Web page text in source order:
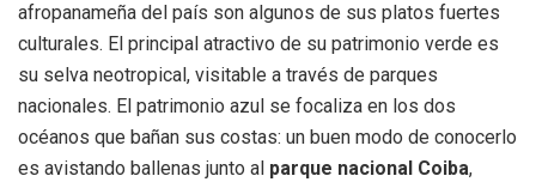
afropanameña del país son algunos de sus platos fuertes
culturales. El principal atractivo de su patrimonio verde es
su selva neotropical, visitable a través de parques
nacionales. El patrimonio azul se focaliza en los dos
océanos que bañan sus costas: un buen modo de conocerlo
es avistando ballenas junto al parque nacional Coiba,